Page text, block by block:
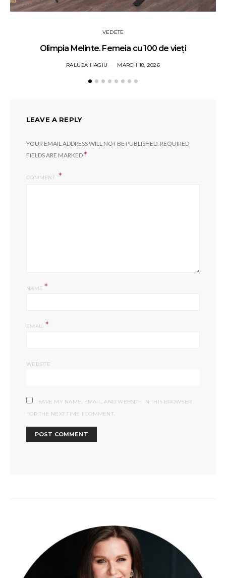
VEDETE
Olimpia Melinte. Femeia cu 100 de vieți
RALUCA HAGIU MARCH 18, 2026
LEAVE A REPLY
YOUR EMAIL ADDRESS WILL NOT BE PUBLISHED. REQUIRED
FIELDS ARE MARKED*
COMMENT
NAME*
EMAIL *
WEBSITE
SAVE MY NAME, EMAIL, AND WEBSITE IN THIS BROWSER
FOR THE NEXT TIME I COMMENT.